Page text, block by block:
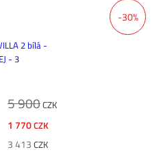
-30%
5 900CZK
1 770CZK
3 413 CZK